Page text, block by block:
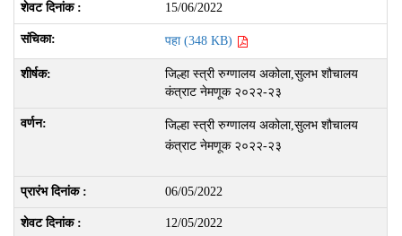
15/06/2022
पहा (348 KB)
जिल्हा स्त्री रुग्णालय अकोला,सुलभ शौचालय
कंत्राट नेमणूक २०२२-२३
जिल्हा स्त्री रुग्णालय अकोला,सुलभ शौचालय
कंत्राट नेमणूक २०२२-२३
06/05/2022
12/05/2022